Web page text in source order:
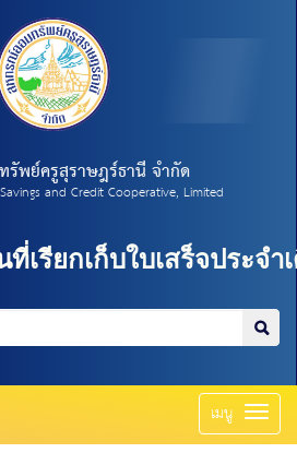
พย์ครูสุราษฎร์ธานี จำกัด
and Credit Cooperative, Limited
รียกเก็บใบเสร็จประจำเ
เมนู Toggle